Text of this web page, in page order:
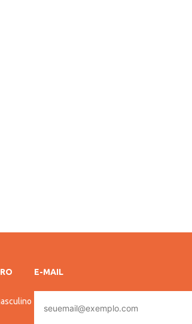
E-MAIL
mail